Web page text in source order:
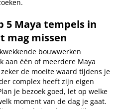
5 Maya tempels in
mag missen
bouwwerken
aan één of meerdere Maya
de moeite waard tijdens je
complex heeft zijn eigen
je bezoek goed, let op welke
moment van de dag je gaat.